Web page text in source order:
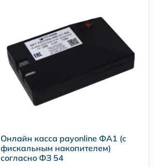
Онлайн касса payonline ФА1 (с
фискальным накопителем)
согласно ФЗ 54